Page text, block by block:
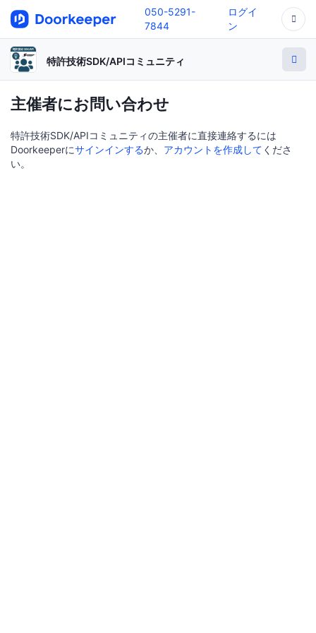
050-5291-
7844
ログイ
ン
特許技術SDK/APIコミュニティ
主催者にお問い合わせ
特許技術SDK/APIコミュニティの主催者に直接連絡するには
Doorkeeperにサインインするか、 アカウントを作成して くださ
い。